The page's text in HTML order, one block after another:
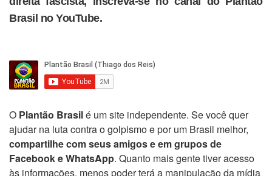
Brasil no YouTube.
O Plantão Brasilé um site independente. Se você quer
ajudar na luta contra o golpismo e por um Brasil melhor,
compartilhe com seus amigos e em grupos de
Facebook e WhatsApp. Quanto mais gente tiver acesso
às informações, menos poder terá a manipulação da mídia